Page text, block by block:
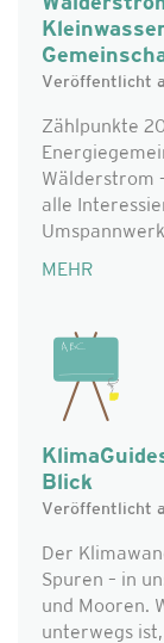
Veröffentlicht
Zählpunkte
Wälderstrom
alle
MEHR
Blick
Veröffentlicht
Der
Spuren – in
und Mooren.
unterwegs